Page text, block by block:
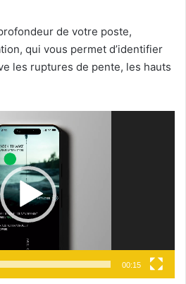
de votre poste,
qui vous permet d’identifier
les ruptures de pente, les hauts
00:15